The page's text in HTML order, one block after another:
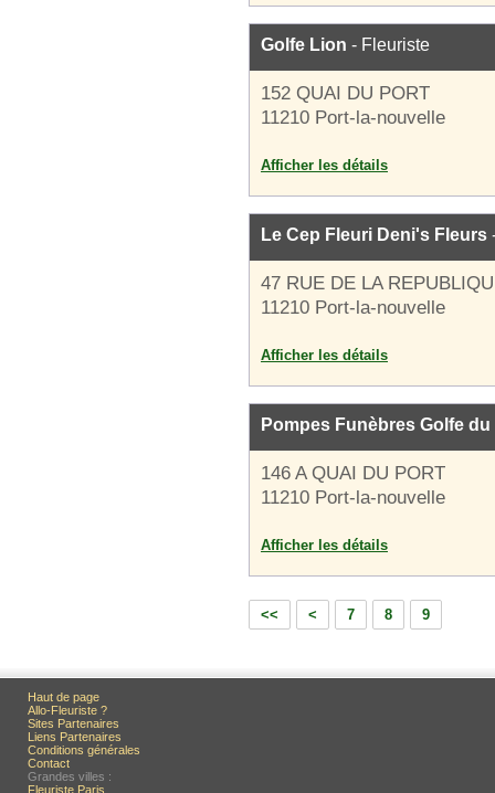
Golfe Lion - Fleuriste
152 QUAI DU PORT
11210 Port-la-nouvelle
Afficher les détails
Le Cep Fleuri Deni's Fleurs
47 RUE DE LA
11210 Port-la-nouvelle
Afficher les détails
Pompes Funèbres Golfe
146 A QUAI DU PORT
11210 Port-la-nouvelle
Afficher les détails
<< < 7 8 9
Haut de page
Allo-Fleuriste ?
Sites Partenaires
Liens Partenaires
Conditions générales
Contact
Grandes villes :
Fleuriste Paris